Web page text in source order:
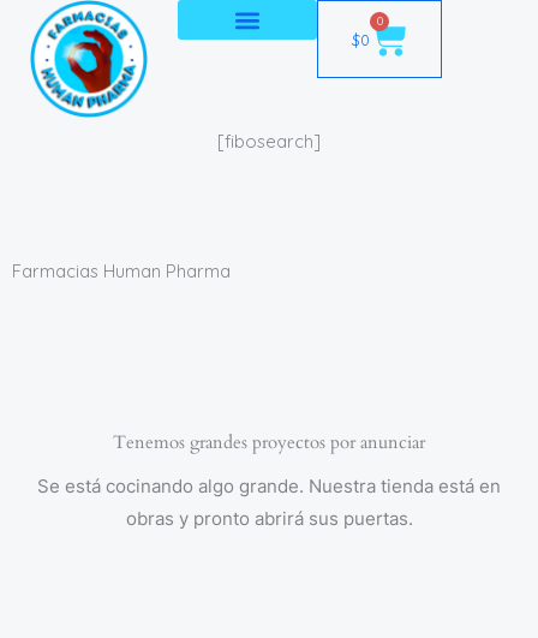
contenido
$0
0
Cart
[fibosearch]
Farmacias Human Pharma
Tenemos grandes proyectos por anunciar
Se está cocinando algo grande. Nuestra tienda está en
obras y pronto abrirá sus puertas.